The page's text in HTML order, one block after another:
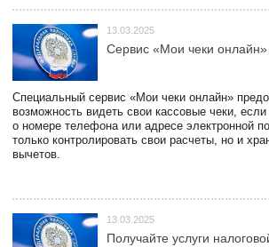
13.03.2025
Сервис «Мои чеки
Специальный сервис «Мои чеки онлайн»
возможность видеть свои кассовые чеки,
о номере телефона или адресе электронной
только контролировать свои расчеты, но и
вычетов.
13.03.2025
Получайте услуги